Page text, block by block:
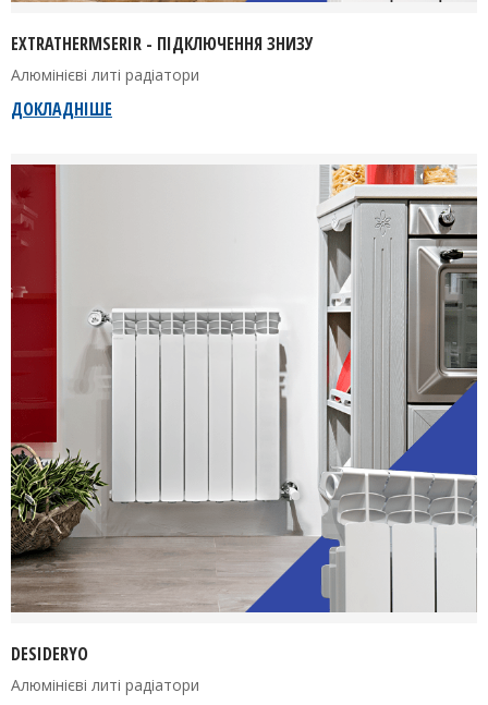
EXTRATHERMSERIR - ПІДКЛЮЧЕННЯ ЗНИЗУ
Алюмінієві литі радіатори
ДОКЛАДНІШЕ
DESIDERYO
Алюмінієві литі радіатори